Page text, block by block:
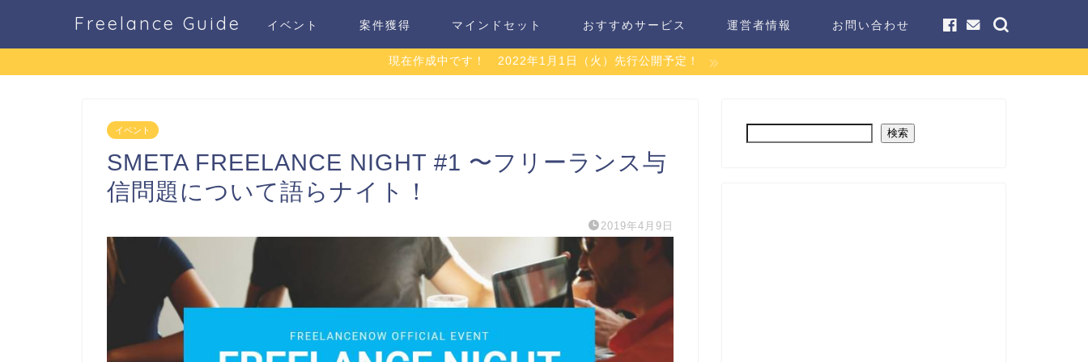
Freelance Guide イベント 案件獲得 マインドセット おすすめサービス 運営者情報 お問い合わせ
現在作成中です！ 2022年1月1日（火）先行公開予定！
イベント
SMETA FREELANCE NIGHT #1 〜フリーランス与
信問題について語らナイト！
2019年4月9日
検索